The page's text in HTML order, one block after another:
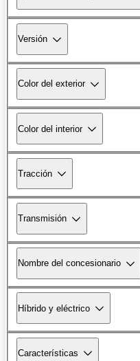
Versión
Color del exterior
Color del interior
Tracción
Transmisión
Nombre del concesionario
Híbrido y eléctrico
Características